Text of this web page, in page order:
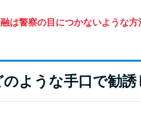
は警察の目につかないような
ような手口で勧